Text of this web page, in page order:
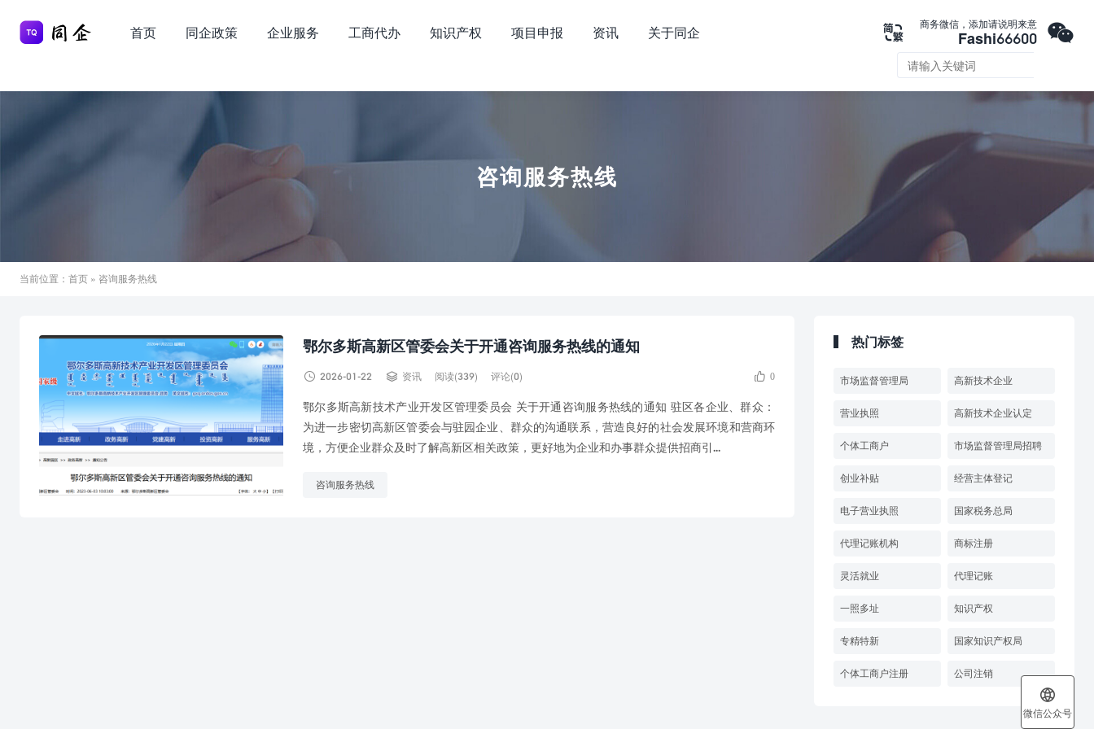
商务微信，添加请说明来意
Fashi66600 

首页 同企政策 企业服务 工商代办 知识产权 项目申报 资讯 关于同企
咨询服务热线
当前位置： 首页 » 咨询服务热线
鄂尔多斯高新区管委会关于开通咨询服务热线的通知
 2026-01-22  资讯 阅读(339) 评论(0)  0
鄂尔多斯高新技术产业开发区管理委员会 关于开通咨询服务热线的通知 驻区各企业、群众：
为进一步密切高新区管委会与驻园企业、群众的沟通联系，营造良好的社会发展环境和营商环
境，方便企业群众及时了解高新区相关政策，更好地为企业和办事群众提供招商引...
咨询服务热线
热门标签
市场监督管理局 高新技术企业
营业执照 高新技术企业认定
个体工商户 市场监督管理局招聘
创业补贴 经营主体登记
电子营业执照 国家税务总局
代理记账机构 商标注册
灵活就业 代理记账
一照多址 知识产权
专精特新 国家知识产权局
个体工商户注册 公司注销

微信公众号